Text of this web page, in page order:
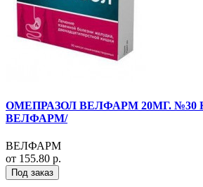
ОМЕПРАЗОЛ ВЕЛФАРМ 20МГ. №30
ВЕЛФАРМ/
ВЕЛФАРМ
от 155.80 р.
Под заказ